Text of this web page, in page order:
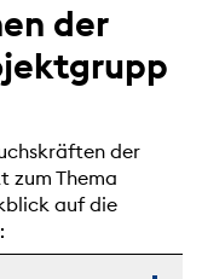
der
der
zum Thema
auf die